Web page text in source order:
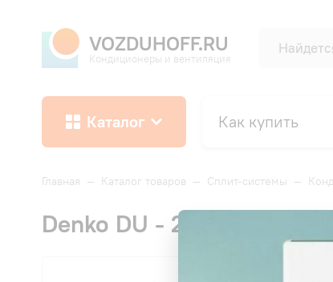
VOZDUHOFF.RU
Кондиционеры и вентиляция
Каталог Как купить
Главная — Каталог товаров — Сплит-системы —
Denko DU - 24i LEGEND DC